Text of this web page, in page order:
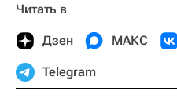
Читать в
Дзен МАКС
Telegram